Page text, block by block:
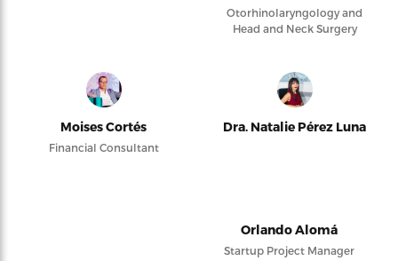
Otorhinolaryngology and
Head and Neck Surgery
Moises Cortés
Financial Consultant
Dra. Natalie Pérez Luna
Orlando Alomá
Startup Project Manager